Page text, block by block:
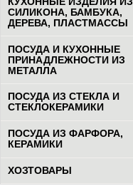
СИЛИКОНА, БАМБУКА,
ДЕРЕВА, ПЛАСТМАССЫ
ПОСУДА И КУХОННЫЕ
ПРИНАДЛЕЖНОСТИ ИЗ
МЕТАЛЛА
ПОСУДА ИЗ СТЕКЛА И
СТЕКЛОКЕРАМИКИ
ПОСУДА ИЗ ФАРФОРА,
КЕРАМИКИ
ХОЗТОВАРЫ